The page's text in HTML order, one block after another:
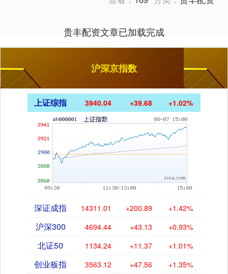
贵丰配资文章已加载完成
沪深京指数
上证综指 3940.04 +39.68 +1.02%
深证成指 14311.01 +200.89 +1.42%
沪深300 4694.44 +43.13 +0.93%
北证50 1134.24 +11.37 +1.01%
创业板指 3563.12 +47.56 +1.35%